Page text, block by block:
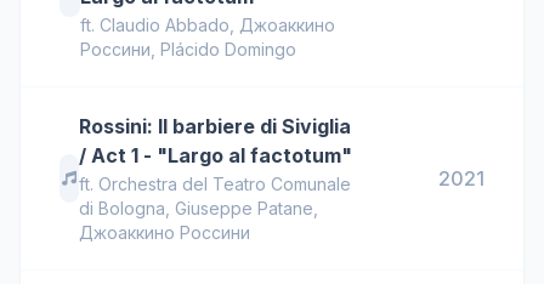
ft. Claudio Abbado Джоаккино
Россини ,Plácido Domingo
Rossini: Il barbiere di Siviglia
/ Act 1 - "Largo al factotum"
ft. Orchestra del Teatro Comunale
di Bologna Giuseppe Patane
Джоаккино Россини
2021